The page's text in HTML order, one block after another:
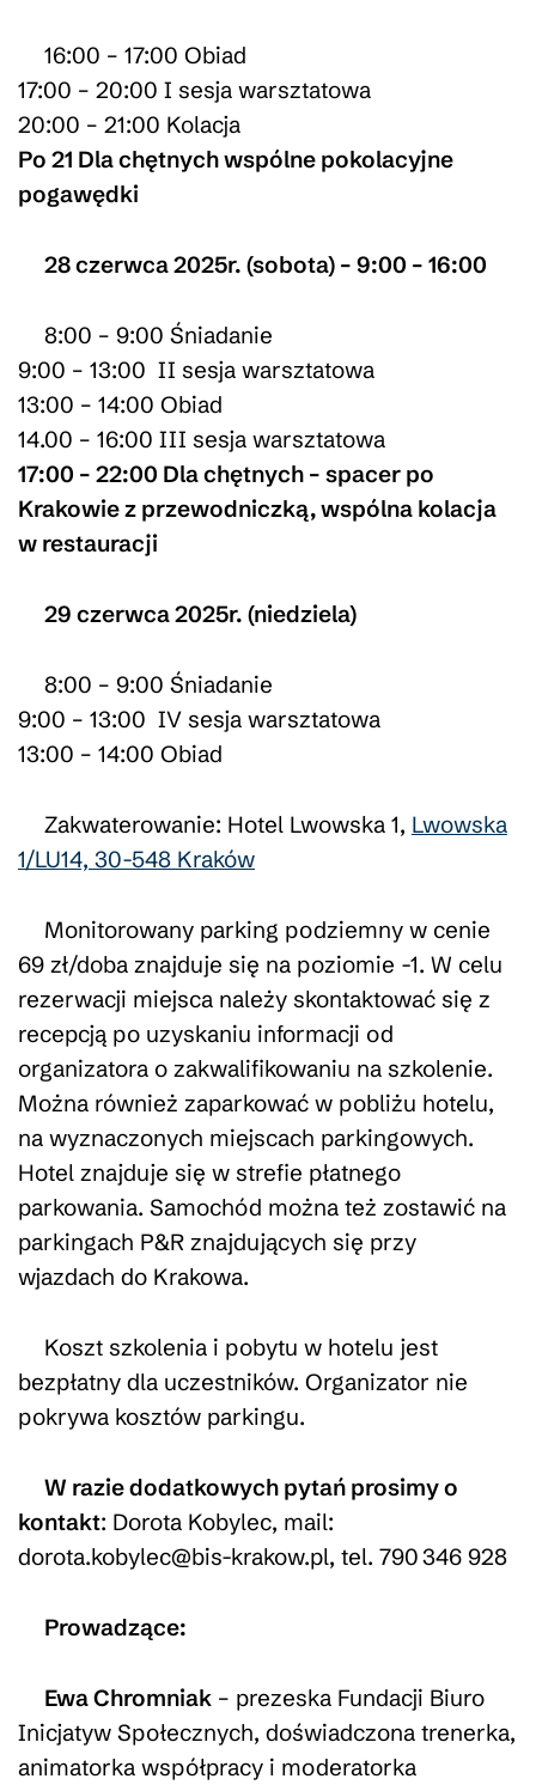
16:00 – 17:00 Obiad
17:00 – 20:00 I sesja warsztatowa
20:00 – 21:00 Kolacja
Po 21 Dla chętnych wspólne pokolacyjne
pogawędki
28 czerwca 2025r. (sobota) – 9:00 – 16:00
8:00 – 9:00 Śniadanie
9:00 – 13:00 II sesja warsztatowa
13:00 – 14:00 Obiad
14.00 – 16:00 III sesja warsztatowa
17:00 – 22:00 Dla chętnych – spacer po
Krakowie z przewodniczką, wspólna kolacja
w restauracji
29 czerwca 2025r. (niedziela)
8:00 – 9:00 Śniadanie
9:00 – 13:00 IV sesja warsztatowa
13:00 – 14:00 Obiad
Zakwaterowanie: Hotel Lwowska 1, Lwowska
1/LU14, 30-548 Kraków
Monitorowany parking podziemny w cenie
69 zł/doba znajduje się na poziomie -1. W celu
rezerwacji miejsca należy skontaktować się z
recepcją po uzyskaniu informacji od
organizatora o zakwalifikowaniu na szkolenie.
Można również zaparkować w pobliżu hotelu,
na wyznaczonych miejscach parkingowych.
Hotel znajduje się w strefie płatnego
parkowania. Samochód można też zostawić na
parkingach P&R znajdujących się przy
wjazdach do Krakowa.
Koszt szkolenia i pobytu w hotelu jest
bezpłatny dla uczestników. Organizator nie
pokrywa kosztów parkingu.
W razie dodatkowych pytań prosimy o
kontakt: Dorota Kobylec, mail:
dorota.kobylec@bis-krakow.pl, tel. 790 346 928
Prowadzące:
Ewa Chromniak– prezeska Fundacji Biuro
Inicjatyw Społecznych, doświadczona trenerka,
animatorka współpracy i moderatorka